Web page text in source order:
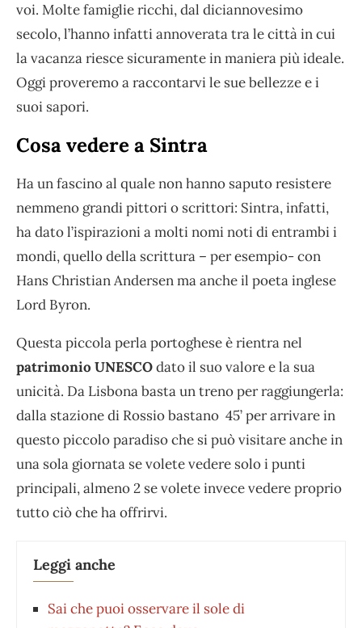
voi. Molte famiglie ricchi, dal diciannovesimo
secolo, l’hanno infatti annoverata tra le città in cui
la vacanza riesce sicuramente in maniera più ideale.
Oggi proveremo a raccontarvi le sue bellezze e i
suoi sapori.
Cosa vedere a Sintra
Ha un fascino al quale non hanno saputo resistere
nemmeno grandi pittori o scrittori: Sintra, infatti,
ha dato l’ispirazioni a molti nomi noti di entrambi i
mondi, quello della scrittura – per esempio- con
Hans Christian Andersen ma anche il poeta inglese
Lord Byron.
Questa piccola perla portoghese è rientra nel
patrimonio UNESCOdato il suo valore e la sua
unicità. Da Lisbona basta un treno per raggiungerla:
dalla stazione di Rossio bastano 45’ per arrivare in
questo piccolo paradiso che si può visitare anche in
una sola giornata se volete vedere solo i punti
principali, almeno 2 se volete invece vedere proprio
tutto ciò che ha offrirvi.
Leggi anche
Sai che puoi osservare il sole di